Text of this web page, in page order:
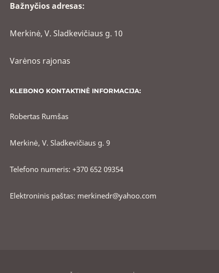
Bažnyčios adresas:
Merkinė, V. Sladkevičiaus g. 10
Varėnos rajonas
KLEBONO KONTAKTINĖ INFORMACIJA:
Robertas Rumšas
Merkinė, V. Sladkevičiaus g. 9
Telefono numeris: +370 652 09354
Elektroninis paštas: merkinedr@yahoo.com